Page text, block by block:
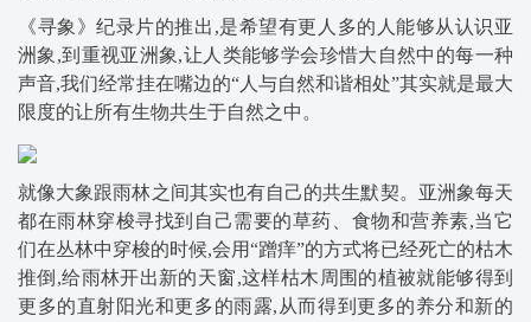
《寻象》纪录片的推出,是希望有更人多的人能够从认识亚
洲象,到重视亚洲象,让人类能够学会珍惜大自然中的每一种
声音,我们经常挂在嘴边的“人与自然和谐相处”其实就是最大
限度的让所有生物共生于自然之中。
就像大象跟雨林之间其实也有自己的共生默契。亚洲象每天
都在雨林穿梭寻找到自己需要的草药、食物和营养素,当它
们在丛林中穿梭的时候,会用“蹭痒”的方式将已经死亡的枯木
推倒,给雨林开出新的天窗,这样枯木周围的植被就能够得到
更多的直射阳光和更多的雨露,从而得到更多的养分和新的